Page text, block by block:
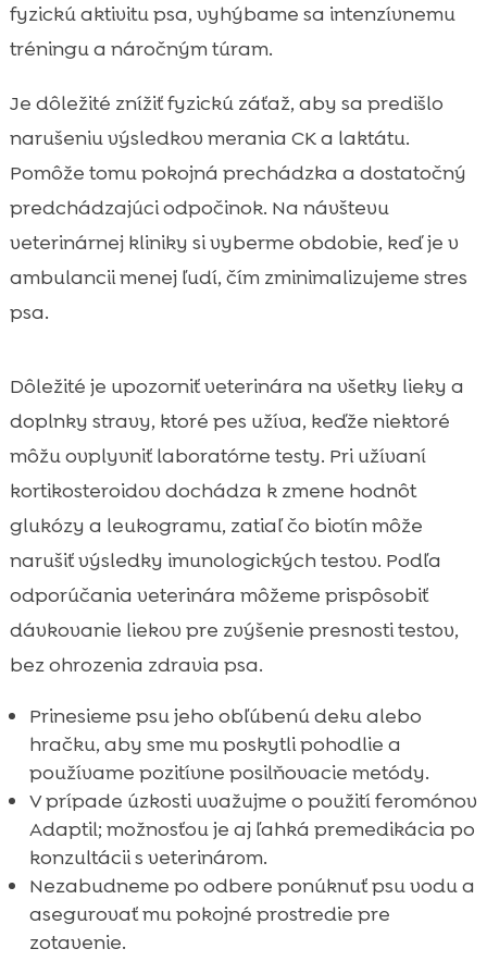
fyzickú aktivitu psa, vyhýbame sa intenzívnemu
tréningu a náročným túram.
Je dôležité znížiť fyzickú záťaž, aby sa predišlo
narušeniu výsledkov merania CK a laktátu.
Pomôže tomu pokojná prechádzka a dostatočný
predchádzajúci odpočinok. Na návštevu
veterinárnej kliniky si vyberme obdobie, keď je v
ambulancii menej ľudí, čím zminimalizujeme stres
psa.
Dôležité je upozorniť veterinára na všetky lieky a
doplnky stravy, ktoré pes užíva, keďže niektoré
môžu ovplyvniť laboratórne testy. Pri užívaní
kortikosteroidov dochádza k zmene hodnôt
glukózy a leukogramu, zatiaľ čo biotín môže
narušiť výsledky imunologických testov. Podľa
odporúčania veterinára môžeme prispôsobiť
dávkovanie liekov pre zvýšenie presnosti testov,
bez ohrozenia zdravia psa.
Prinesieme psu jeho obľúbenú deku alebo
hračku, aby sme mu poskytli pohodlie a
používame pozitívne posilňovacie metódy.
V prípade úzkosti uvažujme o použití feromónov
Adaptil; možnosťou je aj ľahká premedikácia po
konzultácii s veterinárom.
Nezabudneme po odbere ponúknuť psu vodu a
asegurovať mu pokojné prostredie pre
zotavenie.